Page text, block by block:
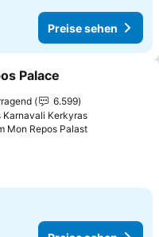
Preise sehen
hinzufügen
Palace
6.599
Karnavali Kerkyras
Mon Repos Palast